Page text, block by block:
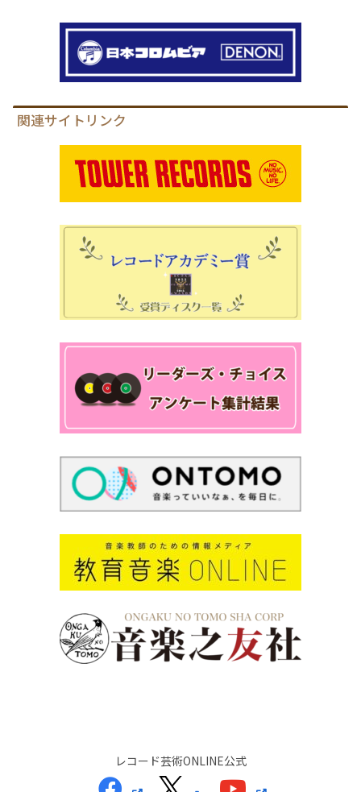
関連サイトリンク
レコード芸術ONLINE公式